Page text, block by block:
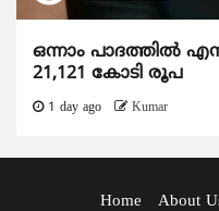
ഒന്നാം പാദത്തിൽ
21,121 കോടി രൂപ
1 day ago Kumar
Home About